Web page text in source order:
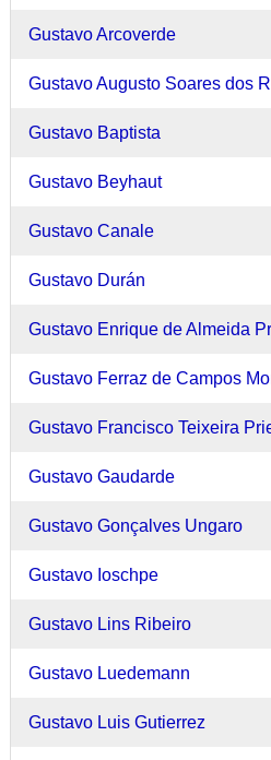
Gustavo Arcoverde
Gustavo Augusto Soares dos
Gustavo Baptista
Gustavo Beyhaut
Gustavo Canale
Gustavo Durán
Gustavo Enrique de Almeida
Gustavo Ferraz de Campos
Gustavo Francisco Teixeira
Gustavo Gaudarde
Gustavo Gonçalves Ungaro
Gustavo Ioschpe
Gustavo Lins Ribeiro
Gustavo Luedemann
Gustavo Luis Gutierrez